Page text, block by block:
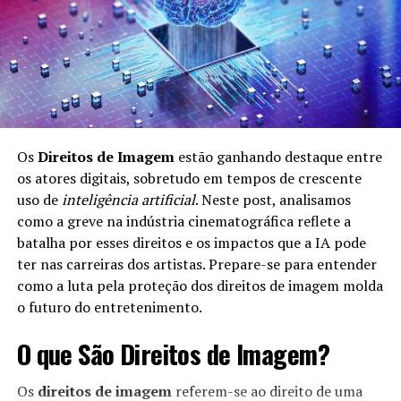
A governança de dados é fundamental por várias razões:
Confiabilidade:Dados bem governados são mais
confiáveis, permitindo melhores decisões. Quando
a qualidade dos dados é alta, as empresas podem
estratégias.
Conformidade: As empresas devem se conformar
a regulamentações como GDPR e LGPD, que
exigem um manejo responsável dos dados dos
consumidores. A governança de dados ajuda as
organizações a se manterem em conformidade
com essas leis.
evitar redundâncias e ineficiências no uso de
dados. Isso resulta em maior eficiência operacional
e economia de recursos.
OsDireitos de Imagemestão ganhando destaque entre
os atores digitais, sobretudo em tempos de crescente
uso deinteligência artificial. Neste post, analisamos
como a greve na indústria cinematográfica reflete a
batalha por esses direitos e os impactos que a IA pode
ter nas carreiras dos artistas. Prepare-se para entender
como a luta pela proteção dos direitos de imagem molda
o futuro do entretenimento.
O que São Direitos de Imagem?
Os direitos de imagemreferem-se ao direito de uma